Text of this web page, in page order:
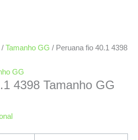
/ Tamanho GG / Peruana fio 40.1 4398
GG
4398 Tamanho GG